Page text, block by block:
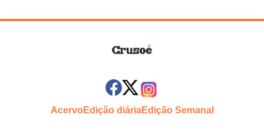
AcervoEdição diáriaEdição Semanal